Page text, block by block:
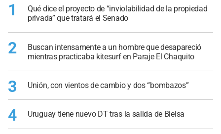
1
Qué dice el proyecto de “inviolabilidad de la propiedad
privada” que tratará el Senado
2
Buscan intensamente a un hombre que desapareció
mientras practicaba kitesurf en Paraje El Chaquito
3 Unión, con vientos de cambio y dos “bombazos”
4 Uruguay tiene nuevo DT tras la salida de Bielsa